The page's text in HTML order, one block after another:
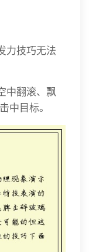
力技巧无法
中翻滚、飘
中目标。